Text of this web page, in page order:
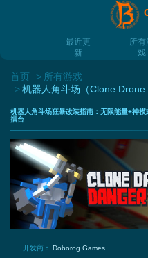
最近更
新
所有
戏
首页
所有游戏
机器人角斗场（Clone Drone
机器人角斗场狂暴改装指南：无限能量+神
擂台
开发商： Doborog Games